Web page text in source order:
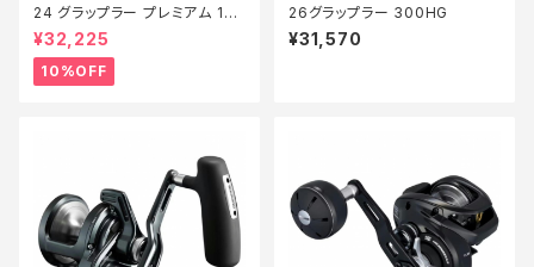
24 グラップラー プレミアム 150
XG 新製品2024【継続セール_
リール】【10】
¥32,225
10%OFF
26グラップラー 300HG
¥31,570